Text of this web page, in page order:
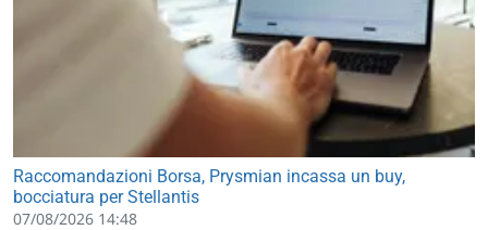
Raccomandazioni Borsa, Prysmian incassa un buy,
bocciatura per Stellantis
07/08/2026 14:48